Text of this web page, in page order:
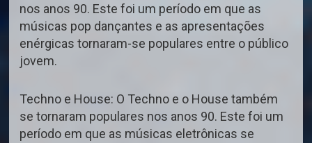
nos anos 90. Este foi um período em que as
músicas pop dançantes e as apresentações
enérgicas tornaram-se populares entre o público
jovem.
Techno e House: O Techno e o House também
se tornaram populares nos anos 90. Este foi um
período em que as músicas eletrônicas se